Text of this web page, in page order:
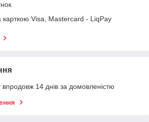
Visa, Mastercard - LiqPay
14 днів за домовленістю